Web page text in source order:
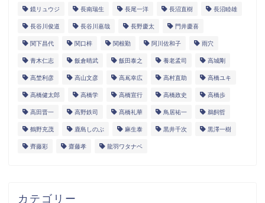
鏡リュウジ 長南瑞生 長尾一洋 長沼直樹 長沼睦雄
長谷川俊道 長谷川嘉哉 長野慶太 門井慶喜
関下昌代 関口梓 関根勤 阿川佐和子 雨穴
青木仁志 飯倉晴武 飯田泰之 養老孟司 高城剛
高埜利彦 高山文彦 高嶌幸広 高村直助 高橋ユキ
高橋健太郎 高橋学 高橋宣行 高橋政史 高橋歩
高田晋一 高野鉄司 髙橋礼華 鳥居祐一 鵜飼哲
鶴野充茂 鹿島しのぶ 麻生泰 黒井千次 黒澤一樹
齊藤彩 齋藤孝 龍羽ワタナベ
カテゴリー